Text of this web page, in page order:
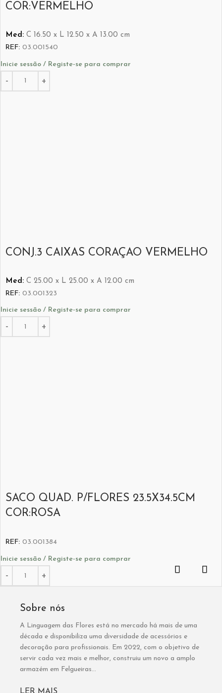
COR:VERMELHO
Med: C 16.50 x L 12.50 x A 13.00 cm
REF: 03.001540
Inicie sessão / Registe-se para comprar
CONJ.3 CAIXAS CORAÇAO VERMELHO
Med: C 25.00 x L 25.00 x A 12.00 cm
REF: 03.001323
Inicie sessão / Registe-se para comprar
SACO QUAD. P/FLORES 23.5X34.5CM
COR:ROSA
REF: 03.001384
Inicie sessão / Registe-se para comprar
Sobre nós
A Linguagem das Flores está no mercado há mais de uma
década e disponibiliza uma diversidade de acessórios e
decoração para profissionais. Em 2022, com o objetivo de
servir cada vez mais e melhor, construiu um novo a amplo
armazém em Felgueiras...